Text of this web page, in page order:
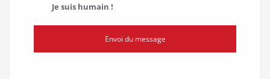
Je suis humain !
Envoi du message